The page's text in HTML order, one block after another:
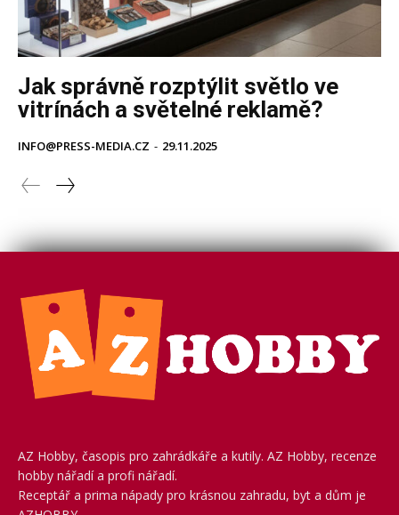
AZ Hobby, časopis pro zahrádkáře a kutily. AZ Hobby, recenze
hobby nářadí a profi nářadí.
Receptář a prima nápady pro krásnou zahradu, byt a dům je